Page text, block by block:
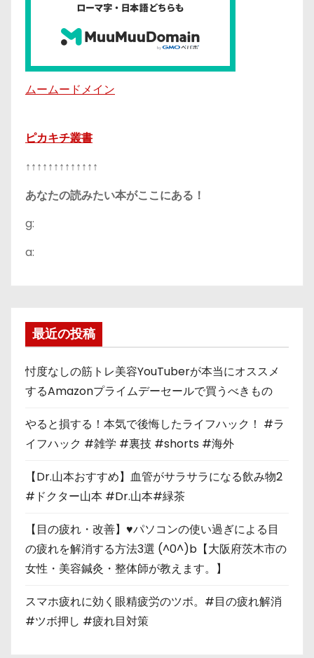
ムームードメイン
ピカキチ叢書
↑↑↑↑↑↑↑↑↑↑↑↑↑
あなたの読みたい本がここにある！
g:
a:
最近の投稿
忖度なしの筋トレ美容YouTuberが本当にオススメ
するAmazonプライムデーセールで買うべきもの
やると損する！本気で後悔したライフハック！ #ラ
イフハック #雑学 #裏技 #shorts #海外
【Dr.山本おすすめ】血管がサラサラになる飲み物2
#ドクター山本 #Dr.山本#緑茶
【目の疲れ・改善】♥パソコンの使い過ぎによる目
の疲れを解消する方法3選 (^0^)b【大阪府茨木市の
女性・美容鍼灸・整体師が教えます。】
スマホ疲れに効く眼精疲労のツボ。#目の疲れ解消
#ツボ押し #疲れ目対策